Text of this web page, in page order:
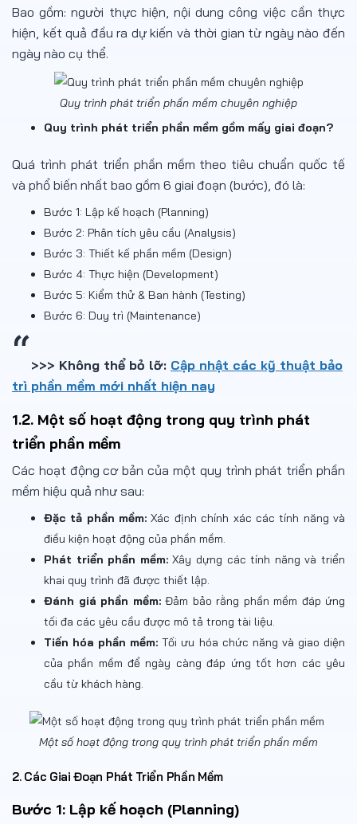
Bao gồm: người thực hiện, nội dung công việc cần thực
hiện, kết quả đầu ra dự kiến và thời gian từ ngày nào đến
ngày nào cụ thể.
Quy trình phát triển phần mềm chuyên nghiệp
Quy trình phát triển phần mềm gồm mấy giai đoạn?
Quá trình phát triển phần mềm theo tiêu chuẩn quốc tế
và phổ biến nhất bao gồm 6 giai đoạn (bước), đó là:
Bước 1: Lập kế hoạch (Planning)
Bước 2: Phân tích yêu cầu (Analysis)
Bước 3: Thiết kế phần mềm (Design)
Bước 4: Thực hiện (Development)
Bước 5: Kiểm thử & Ban hành (Testing)
Bước 6: Duy trì (Maintenance)
>>> Không thể bỏ lỡ: Cập nhật các kỹ thuật bảo
trì phần mềm mới nhất hiện nay
1.2. Một số hoạt động trong quy trình phát
triển phần mềm
Các hoạt động cơ bản của một quy trình phát triển phần
mềm hiệu quả như sau:
Đặc tả phần mềm: Xác định chính xác các tính năng và
điều kiện hoạt động của phần mềm.
Phát triển phần mềm:Xây dựng các tính năng và triển
khai quy trình đã được thiết lập.
Đánh giá phần mềm: Đảm bảo rằng phần mềm đáp ứng
tối đa các yêu cầu được mô tả trong tài liệu.
Tiến hóa phần mềm: Tối ưu hóa chức năng và giao diện
của phần mềm để ngày càng đáp ứng tốt hơn các yêu
cầu từ khách hàng.
Một số hoạt động trong quy trình phát triển phần mềm
2. Các Giai Đoạn Phát Triển Phần Mềm
Bước 1: Lập kế hoạch (Planning)